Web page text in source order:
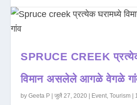
SPRUCE CREEK
विमान असलेले आगळे वेगळे
byGeeta P |जुलै 27, 2020 Event,Tourism